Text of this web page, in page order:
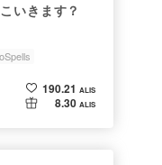
いきます？
190.21 ALIS
8.30 ALIS